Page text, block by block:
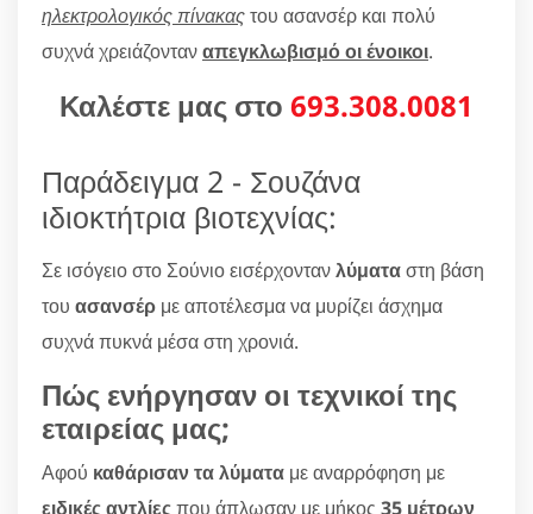
ηλεκτρολογικός πίνακαςτου ασανσέρ και πολύ
συχνά χρειάζονταναπεγκλωβισμό οι ένοικοι.
Καλέστε μας στο 693.308.0081
Παράδειγμα 2 - Σουζάνα
ιδιοκτήτρια βιοτεχνίας:
Σε ισόγειο στο Σούνιο εισέρχοντανλύματαστη βάση
του ασανσέρ με αποτέλεσμα να μυρίζει άσχημα
συχνά πυκνά μέσα στη χρονιά.
Πώς ενήργησαν οι τεχνικοί της
εταιρείας μας;
Αφού καθάρισαν τα λύματα με αναρρόφηση με
ειδικές αντλίεςπου άπλωσαν με μήκος 35 μέτρων